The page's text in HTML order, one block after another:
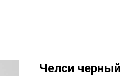
Челси